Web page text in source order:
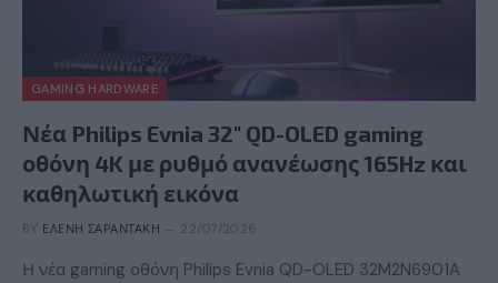
GAMING HARDWARE
Νέα Philips Evnia 32″ QD-OLED gaming
οθόνη 4K με ρυθμό ανανέωσης 165Hz και
καθηλωτική εικόνα
BY ΕΛΈΝΗ ΣΑΡΑΝΤΆΚΗ 22/07/2026
Η νέα gaming οθόνη Philips Evnia QD-OLED 32M2N6901A